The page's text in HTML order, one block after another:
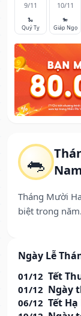
🐀
Tháng Mười
biệt trong năm.
Ngày Lễ
01/12 Tết
01/12 Ngày
06/12 Tết
9/11
🐍
Quý Tỵ
10/11
🐎
Giáp Ngọ